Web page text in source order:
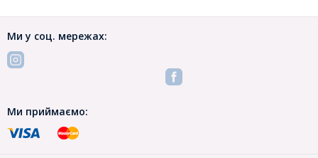
Ми у соц. мережах:
Ми приймаємо: